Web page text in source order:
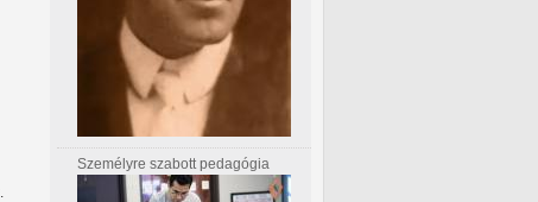
Személyre szabott pedagógia